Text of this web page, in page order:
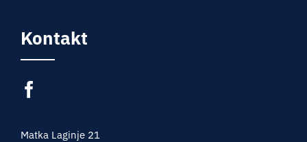
Kontakt
Matka Laginje 21